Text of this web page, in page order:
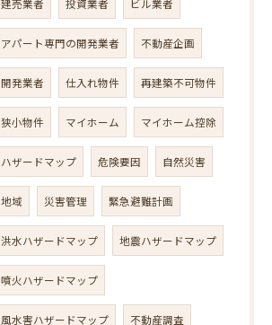
建売業者 投資業者 ビル業者
アパート専門の開発業者 不動産企画
開発業者 仕入れ物件 再建築不可物件
狭小物件 マイホーム マイホーム控除
ハザードマップ 危険要因 自然災害
地域 災害管理 緊急避難計画
洪水ハザードマップ 地震ハザードマップ
噴火ハザードマップ
風水害ハザードマップ 不動産調査